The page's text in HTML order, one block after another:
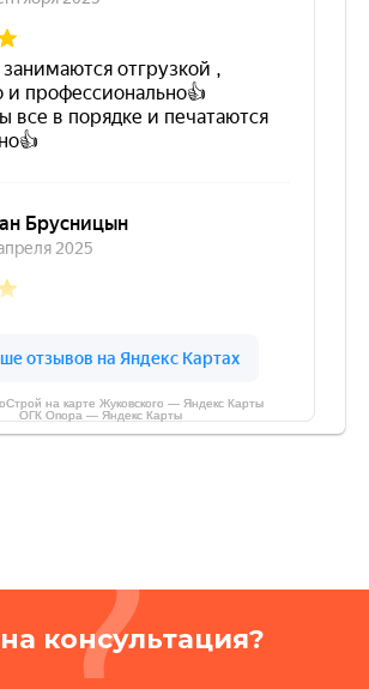
на карте Жуковского — Яндекс Карты
ОГК Опора — Яндекс Карты
консультация?